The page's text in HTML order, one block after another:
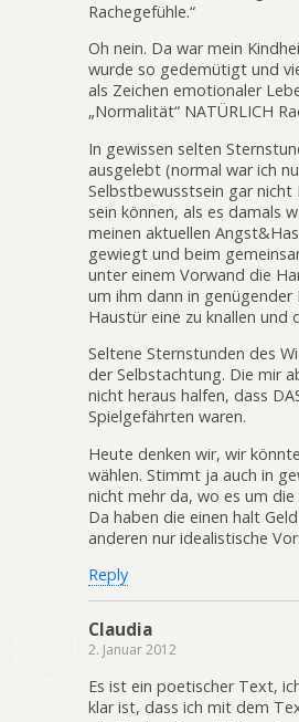
Rachegefühle.“
Oh nein. Da war mein
wurde so gedemütigt und
als Zeichen emotionaler
„Normalität“ NATÜRLICH
In gewissen selten
ausgelebt (normal war ich
Selbstbewusstsein gar nicht
sein können, als es damals
meinen aktuellen
gewiegt und beim
unter einem Vorwand die
um ihm dann in genügender
Haustür eine zu knallen und
Seltene Sternstunden des
der Selbstachtung. Die mir
nicht heraus halfen, dass
Spielgefährten waren.
Heute denken wir, wir
wählen. Stimmt ja auch in
nicht mehr da, wo es um
Da haben die einen halt
anderen nur idealistische
Reply
Claudia
2. Januar 2012
Es ist ein poetischer Text,
klar ist, dass ich mit dem